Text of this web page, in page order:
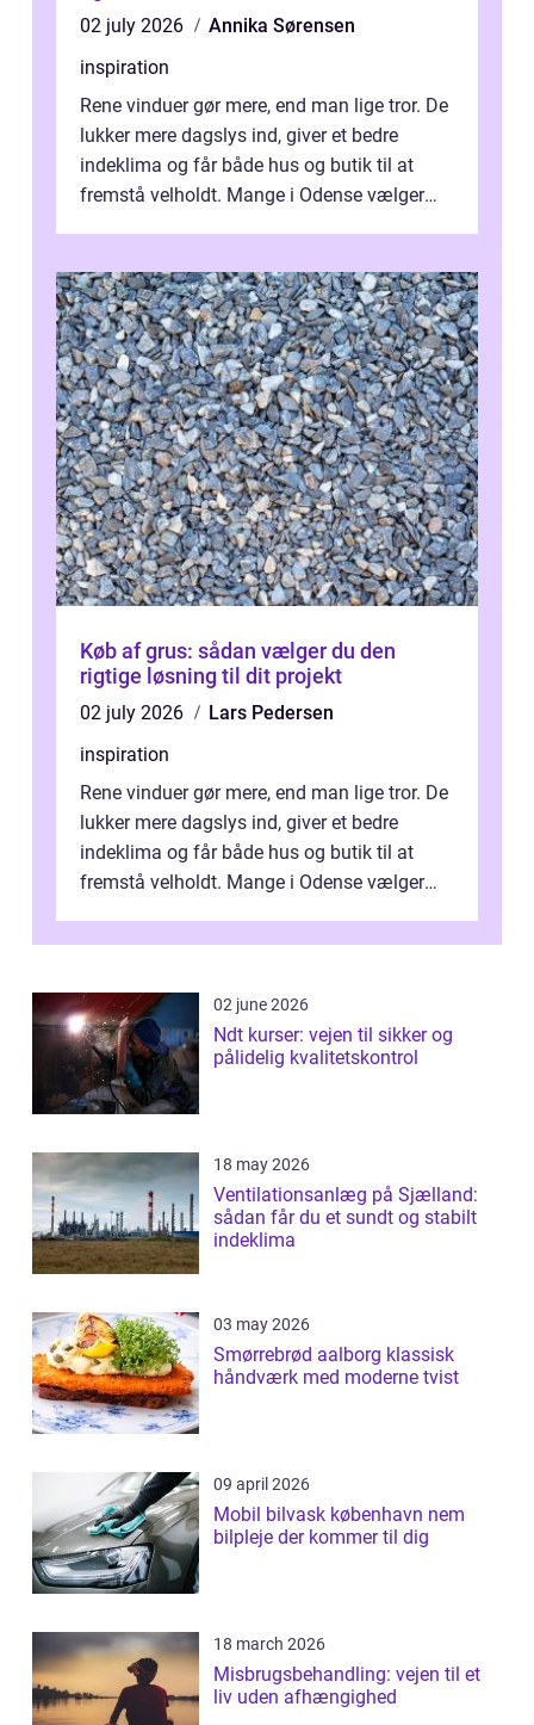
02 july 2026
Annika Sørensen
inspiration
Rene vinduer gør mere, end man lige tror. De
lukker mere dagslys ind, giver et bedre
indeklima og får både hus og butik til at
fremstå velholdt. Mange i Odense vælger
Køb af grus: sådan vælger du den
rigtige løsning til dit projekt
02 july 2026
Lars Pedersen
inspiration
Rene vinduer gør mere, end man lige tror. De
lukker mere dagslys ind, giver et bedre
indeklima og får både hus og butik til at
fremstå velholdt. Mange i Odense vælger
02 june 2026
Ndt kurser: vejen til sikker og
pålidelig kvalitetskontrol
18 may 2026
Ventilationsanlæg på Sjælland:
sådan får du et sundt og stabilt
indeklima
03 may 2026
Smørrebrød aalborg klassisk
håndværk med moderne tvist
09 april 2026
Mobil bilvask københavn nem
bilpleje der kommer til dig
18 march 2026
Misbrugsbehandling: vejen til et
liv uden afhængighed